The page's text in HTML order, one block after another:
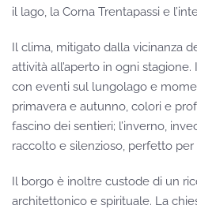
il lago, la Corna Trentapassi e
Il clima, mitigato dalla vicinanza
attività all’aperto in ogni
con eventi sul lungolago e
primavera e autunno, colori e
fascino dei sentieri; l’inverno,
raccolto e silenzioso, perfetto
Il borgo è inoltre custode di un
architettonico e spirituale. La